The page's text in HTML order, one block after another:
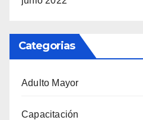
Categorias
Adulto Mayor
Capacitación